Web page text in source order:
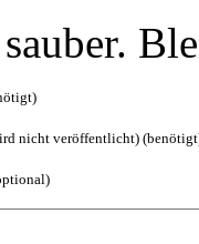
nicht veröffentlicht)